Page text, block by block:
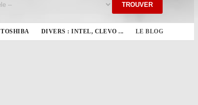
TROUVER
TOSHIBA DIVERS : INTEL, CLEVO ... LE BLOG